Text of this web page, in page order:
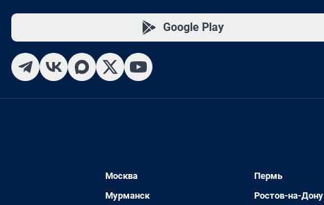
Google Play
Москва
Мурманск
Пермь
Ростов-на-Дону